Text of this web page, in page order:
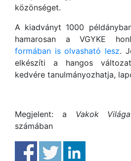
közönséget.
A kiadványt 1000
hamarosan a VGYKE
formában is olvasható lesz.
elkészíti a hangos
kedvére tanulmányozhatja,
Megjelent: a Vakok Világa
számában